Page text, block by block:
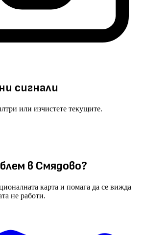
сигнали
или изчистете текущите.
в Смядово?
карта и помага да се вижда
не работи.